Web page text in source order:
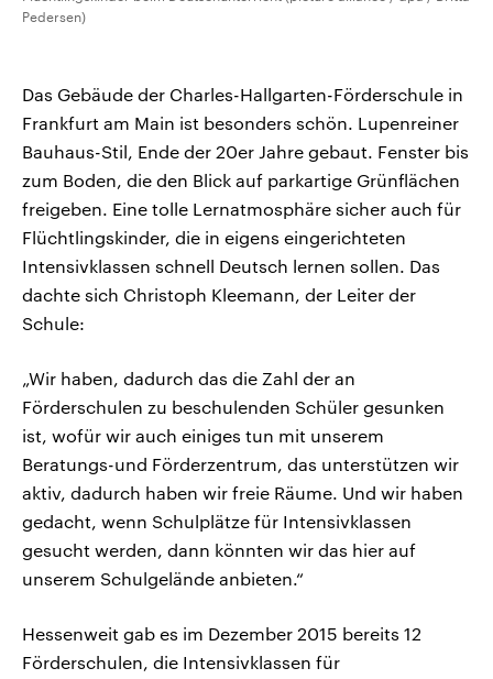
Pedersen)
Das Gebäude der Charles-Hallgarten-Förderschule in
Frankfurt am Main ist besonders schön. Lupenreiner
Bauhaus-Stil, Ende der 20er Jahre gebaut. Fenster bis
zum Boden, die den Blick auf parkartige Grünflächen
freigeben. Eine tolle Lernatmosphäre sicher auch für
Flüchtlingskinder, die in eigens eingerichteten
Intensivklassen schnell Deutsch lernen sollen. Das
dachte sich Christoph Kleemann, der Leiter der
Schule:
„Wir haben, dadurch das die Zahl der an
Förderschulen zu beschulenden Schüler gesunken
ist, wofür wir auch einiges tun mit unserem
Beratungs-und Förderzentrum, das unterstützen wir
aktiv, dadurch haben wir freie Räume. Und wir haben
gedacht, wenn Schulplätze für Intensivklassen
gesucht werden, dann könnten wir das hier auf
unserem Schulgelände anbieten.“
Hessenweit gab es im Dezember 2015 bereits 12
Förderschulen, die Intensivklassen für